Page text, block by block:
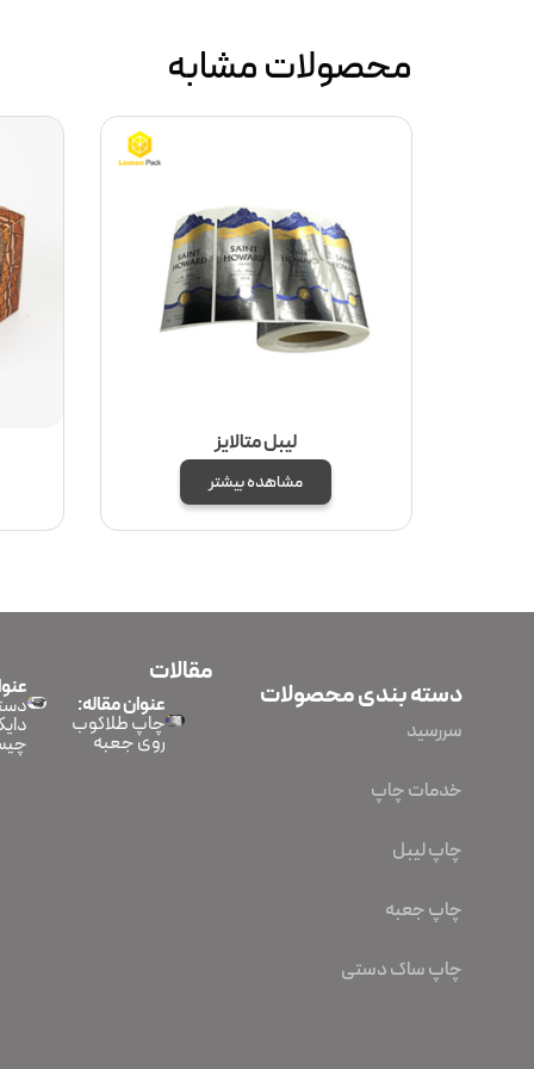
محصولات مشابه
لیبل متالایز
مشاهده بیشتر
دسته بندی محصولات
سررسید
خدمات چاپ
چاپ لیبل
چاپ جعبه
چاپ ساک دستی
مقالات
عنوان مقاله:
چاپ طلاکوب
روی جعبه